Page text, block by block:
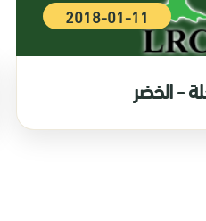
2018-01-11
- الخضر